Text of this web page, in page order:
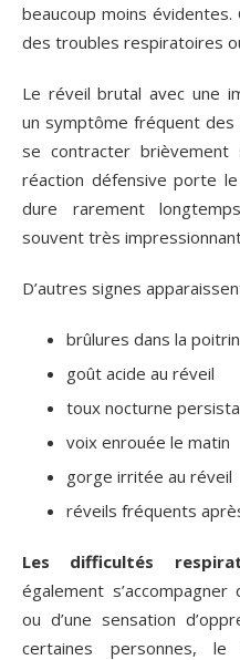
beaucoup moins
des troubles respiratoires
Le réveil brutal avec une
un symptôme fréquent
se contracter brièvement
réaction défensive porte
dure rarement
souvent très
D’autres signes
brûlures dans la
goût acide au réveil
toux nocturne
voix enrouée le matin
gorge irritée au réveil
réveils fréquents
Les difficultés
également
ou d’une sensation
certaines personnes,